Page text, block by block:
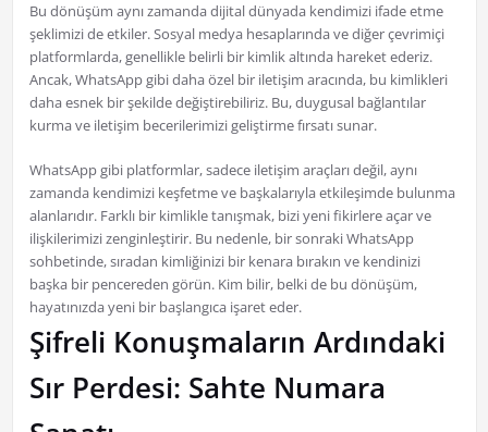
Bu dönüşüm aynı zamanda dijital dünyada kendimizi ifade etme
şeklimizi de etkiler. Sosyal medya hesaplarında ve diğer çevrimiçi
platformlarda, genellikle belirli bir kimlik altında hareket ederiz.
Ancak, WhatsApp gibi daha özel bir iletişim aracında, bu kimlikleri
daha esnek bir şekilde değiştirebiliriz. Bu, duygusal bağlantılar
kurma ve iletişim becerilerimizi geliştirme fırsatı sunar.
WhatsApp gibi platformlar, sadece iletişim araçları değil, aynı
zamanda kendimizi keşfetme ve başkalarıyla etkileşimde bulunma
alanlarıdır. Farklı bir kimlikle tanışmak, bizi yeni fikirlere açar ve
ilişkilerimizi zenginleştirir. Bu nedenle, bir sonraki WhatsApp
sohbetinde, sıradan kimliğinizi bir kenara bırakın ve kendinizi
başka bir pencereden görün. Kim bilir, belki de bu dönüşüm,
hayatınızda yeni bir başlangıca işaret eder.
Şifreli Konuşmaların Ardındaki
Sır Perdesi: Sahte Numara